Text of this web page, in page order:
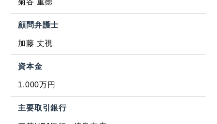
菊谷 重徳
顧問弁護士
加藤 丈視
資本金
1,000万円
主要取引銀行